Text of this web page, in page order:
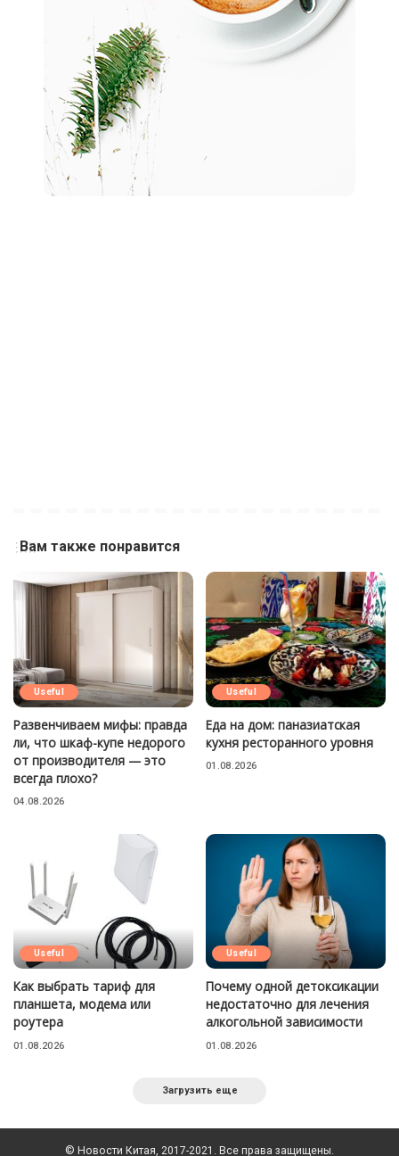
Вам также понравится
Useful
Развенчиваем мифы: правда
ли, что шкаф-купе недорого
от производителя — это
всегда плохо?
04.08.2026
Useful
Еда на дом: паназиатская
кухня ресторанного уровня
01.08.2026
Useful
Как выбрать тариф для
планшета, модема или
роутера
01.08.2026
Useful
Почему одной детоксикации
недостаточно для лечения
алкогольной зависимости
01.08.2026
Загрузить еще
© Новости Китая, 2017-2021. Все права защищены.